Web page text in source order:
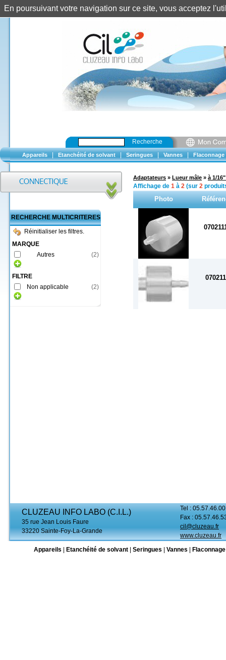
Recherche
Appareils Etanchéité de solvant Seringues Vannes Flaconnage
RECHERCHE MULTICRITERES
Réinitialiser les filtres.
MARQUE
Autres
(2)
FILTRE
Non applicable
(2)
Adaptateurs » Lueur mâle » à 1/
Affichage de 1 à 2 (sur 2
Photo
CLUZEAU INFO LABO (C.I.L.)
35 rue Jean Louis Faure
33220 Sainte-Foy-La-Grande
Tel :
Fax :
cil@cluzeau.fr
www.cluzeau.fr
Appareils
Etanchéité de solvant Seringues Vannes Flaconnage
En poursuivant votre navigation sur ce site, vous acceptez